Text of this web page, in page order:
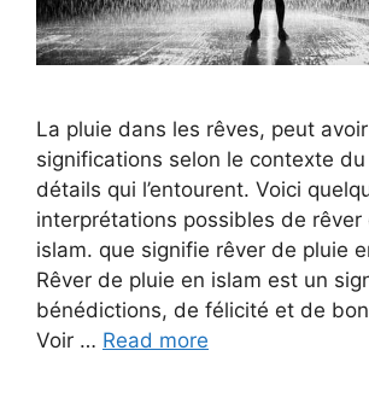
La pluie dans les rêves, peut
significations selon le contexte
détails qui l’entourent. Voici
interprétations possibles de rêver
islam. que signifie rêver de pluie
Rêver de pluie en islam est un
bénédictions, de félicité et de
Voir … Read more